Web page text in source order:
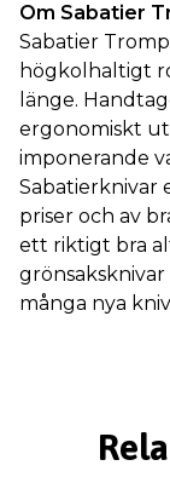
Om Sabatier
Sabatier
högkolhaltigt
länge.
ergonomiskt
imponerande
Sabatierknivar
priser och av
ett riktigt bra
många nya